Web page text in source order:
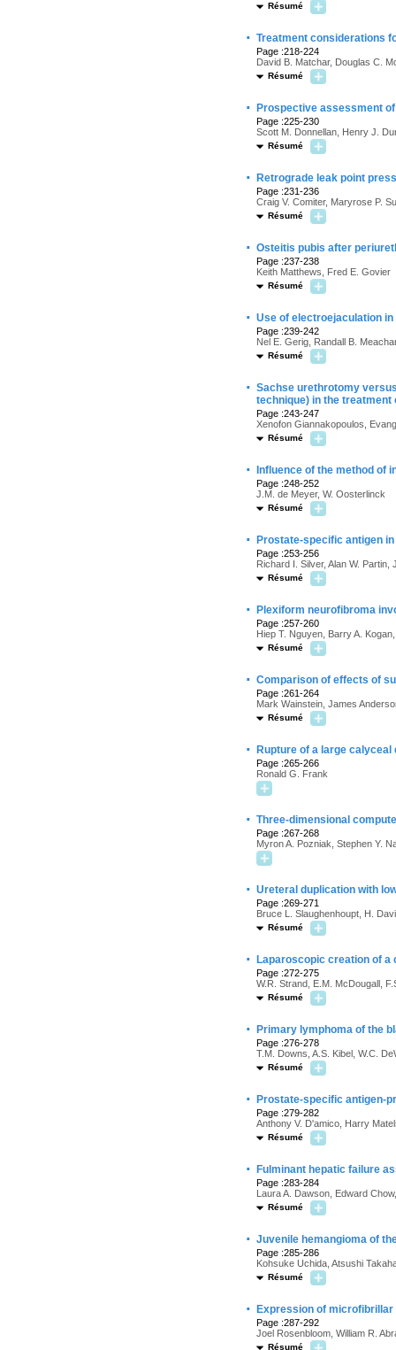
Résumé
· Treatment considerations
Page :218-224
David B. Matchar, Douglas C.
Résumé
· Prospective assessment
Page :225-230
Scott M. Donnellan, Henry J.
Résumé
· Retrograde leak point
Page :231-236
Craig V. Comiter, Maryrose P.
Résumé
· Osteitis pubis after
Page :237-238
Keith Matthews, Fred E. Govier
Résumé
· Use of electroejaculation
Page :239-242
Nel E. Gerig, Randall B.
Résumé
· Sachse urethrotomy
technique) in the
Page :243-247
Xenofon Giannakopoulos,
Résumé
· Influence of the method of
Page :248-252
J.M. de Meyer, W. Oosterlinck
Résumé
· Prostate-specific antigen
Page :253-256
Richard I. Silver, Alan W.
Résumé
· Plexiform neurofibroma
Page :257-260
Hiep T. Nguyen, Barry A.
Résumé
· Comparison of effects of
Page :261-264
Mark Wainstein, James
Résumé
· Rupture of a large
Page :265-266
Ronald G. Frank
· Three-dimensional
Page :267-268
Myron A. Pozniak, Stephen Y.
· Ureteral duplication with
Page :269-271
Bruce L. Slaughenhoupt, H.
Résumé
· Laparoscopic creation of
Page :272-275
W.R. Strand, E.M. McDougall,
Résumé
· Primary lymphoma of the
Page :276-278
T.M. Downs, A.S. Kibel, W.C.
Résumé
· Prostate-specific antigen-
Page :279-282
Anthony V. D'amico, Harry
Résumé
· Fulminant hepatic failure
Page :283-284
Laura A. Dawson, Edward
Résumé
· Juvenile hemangioma of
Page :285-286
Kohsuke Uchida, Atsushi
Résumé
· Expression of
Page :287-292
Joel Rosenbloom, William R.
Résumé